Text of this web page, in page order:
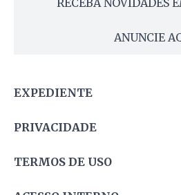
RECEBA NOVIDADES
ANUNCIE
EXPEDIENTE
PRIVACIDADE
TERMOS DE USO